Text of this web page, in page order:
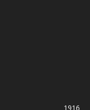
1916